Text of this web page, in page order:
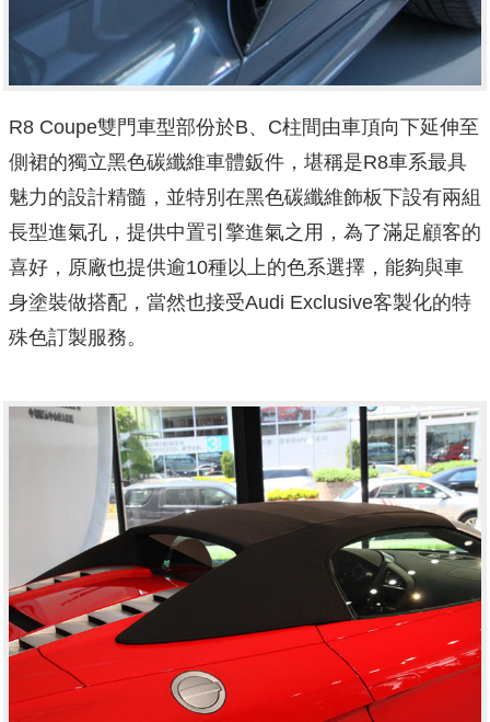
R8 Coupe雙門車型部份於B、C柱間由車頂向下延伸至
側裙的獨立黑色碳纖維車體鈑件，堪稱是R8車系最具
魅力的設計精髓，並特別在黑色碳纖維飾板下設有兩組
長型進氣孔，提供中置引擎進氣之用，為了滿足顧客的
喜好，原廠也提供逾10種以上的色系選擇，能夠與車
身塗裝做搭配，當然也接受Audi Exclusive客製化的特
殊色訂製服務。